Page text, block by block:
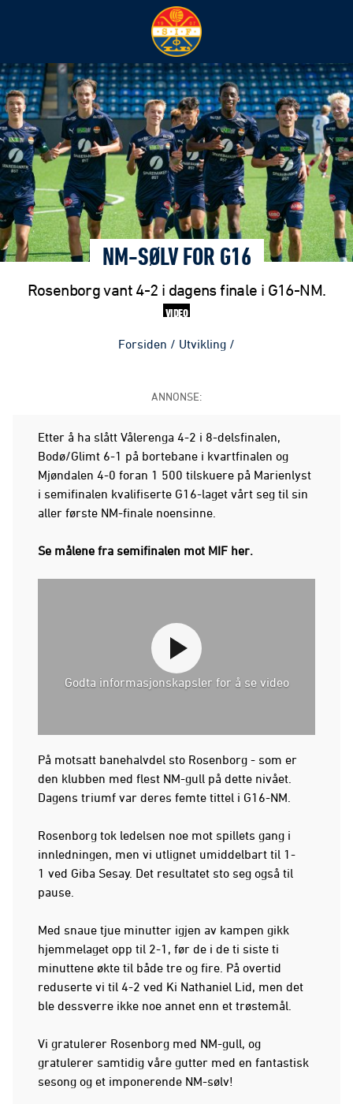
NM-SØLV FOR G16
Rosenborg vant 4-2 i dagens finale i G16-NM.
VIDEO
Forsiden / Utvikling /
ANNONSE:
Etter å ha slått Vålerenga 4-2 i 8-delsfinalen,
Bodø/Glimt 6-1 på bortebane i kvartfinalen og
Mjøndalen 4-0 foran 1 500 tilskuere på Marienlyst
i semifinalen kvalifiserte G16-laget vårt seg til sin
aller første NM-finale noensinne.
Se målene fra semifinalen mot MIF her.
Godta informasjonskapsler for å se video
På motsatt banehalvdel sto Rosenborg - som er
den klubben med flest NM-gull på dette nivået.
Dagens triumf var deres femte tittel i G16-NM.
Rosenborg tok ledelsen noe mot spillets gang i
innledningen, men vi utlignet umiddelbart til 1-
1 ved Giba Sesay. Det resultatet sto seg også til
pause.
Med snaue tjue minutter igjen av kampen gikk
hjemmelaget opp til 2-1, før de i de ti siste ti
minuttene økte til både tre og fire. På overtid
reduserte vi til 4-2 ved Ki Nathaniel Lid, men det
ble dessverre ikke noe annet enn et trøstemål.
Vi gratulerer Rosenborg med NM-gull, og
gratulerer samtidig våre gutter med en fantastisk
sesong og et imponerende NM-sølv!